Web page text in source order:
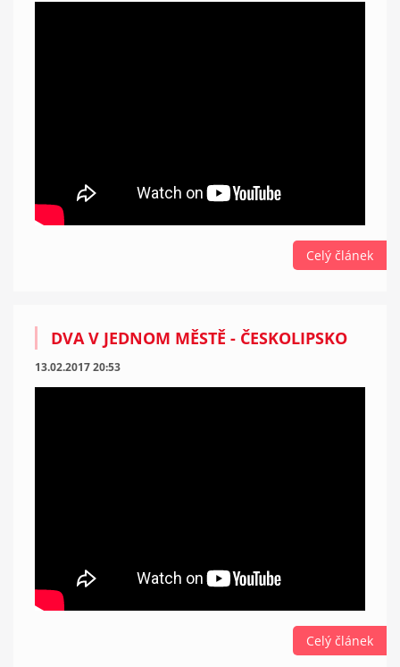
Celý článek
DVA V JEDNOM MĚSTĚ - ČESKOLIPSKO
13.02.2017 20:53
Celý článek